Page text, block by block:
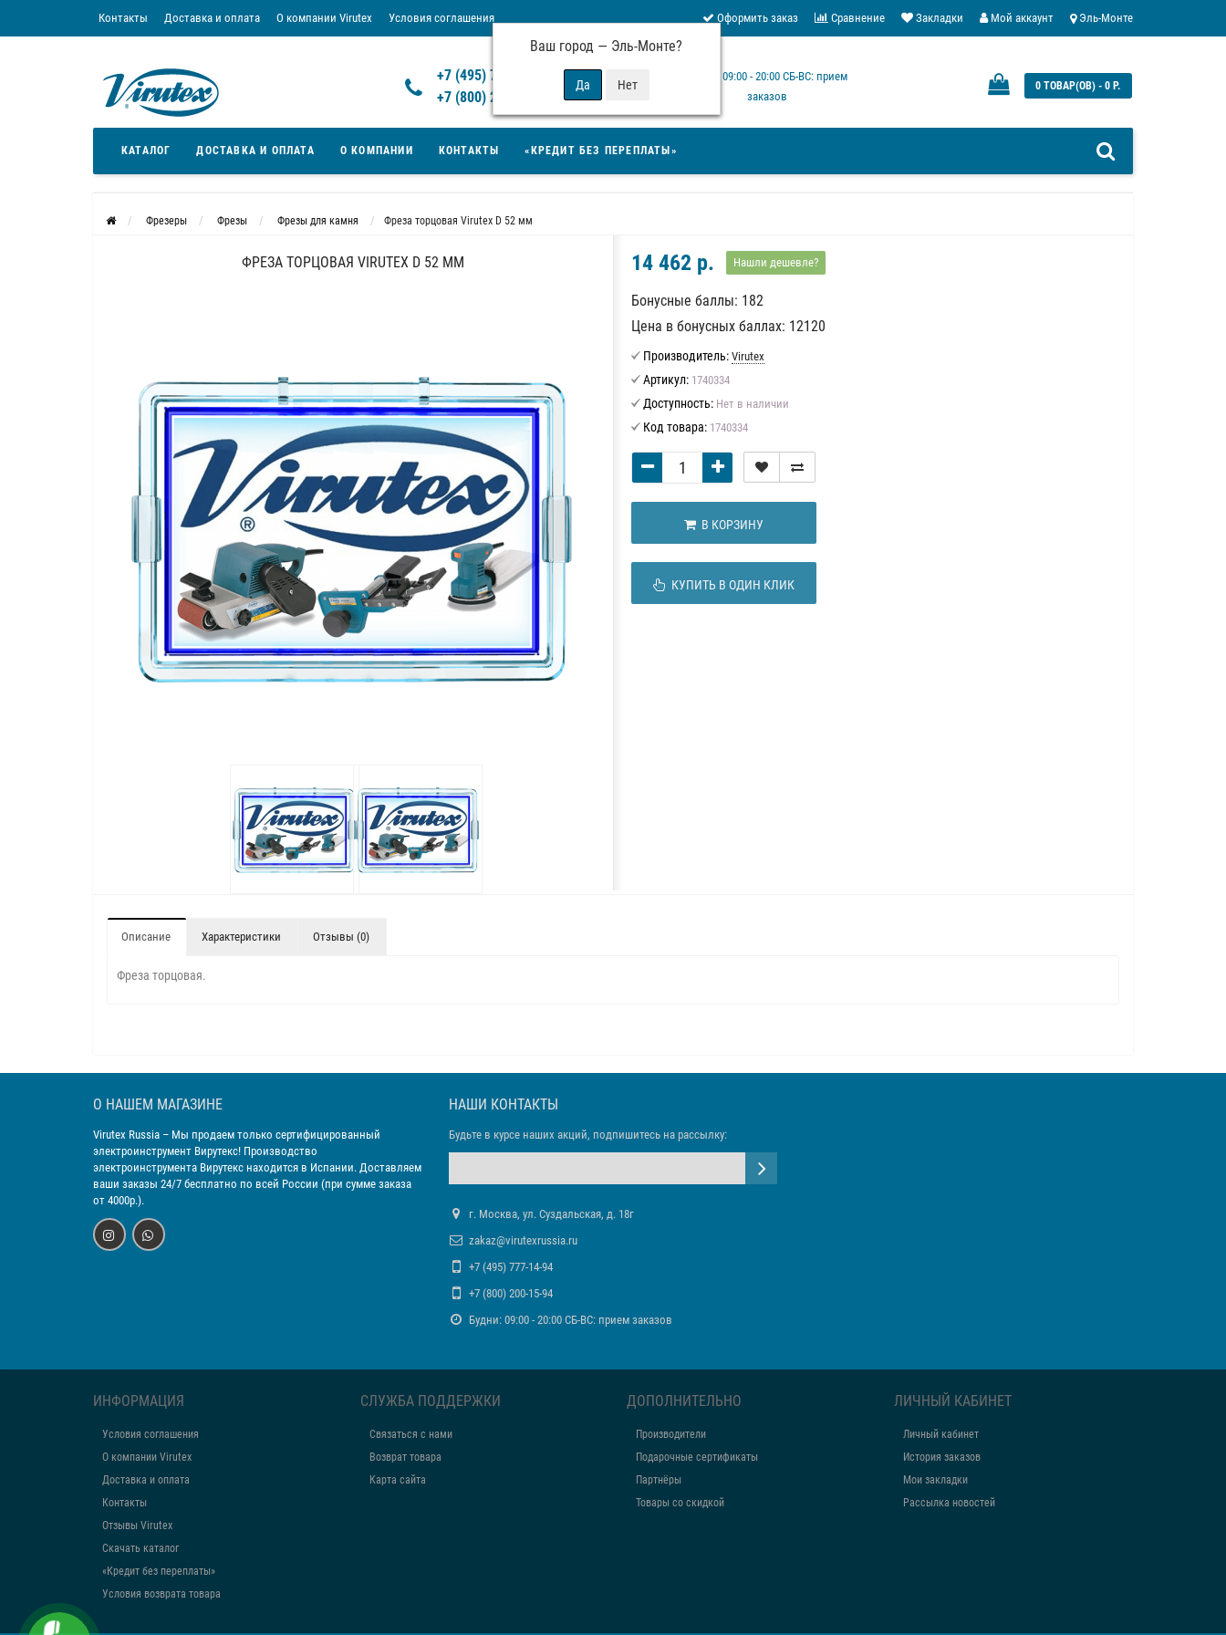
Условия соглашения
О компании Virutex
Доставка и оплата
Контакты
Условия возврата товара
Эль-Монте
Ваш город — Эль-Монте?
Мой аккаунт
Закладки
Сравнение
Оформить заказ
+7 (495) 777-14-94
+7 (800) 200-15-94
Будни: 09:00 - 20:00 СБ-ВС: прием
заказов
0 ТОВАР(ОВ) - 0 Р.
КАТАЛОГ ДОСТАВКА И ОПЛАТА О КОМПАНИИ КОНТАКТЫ «КРЕДИТ БЕЗ ПЕРЕПЛАТЫ»
Фрезеры Фрезы Фрезы для камня Фреза торцовая Virutex D 52 мм
ФРЕЗА ТОРЦОВАЯ VIRUTEX D 52 ММ 14 462 р. Нашли дешевле?
Бонусные баллы: 182
Цена в бонусных баллах: 12120
Производитель: Virutex
Артикул: 1740334
Доступность: Нет в наличии
Код товара: 1740334
В КОРЗИНУ
КУПИТЬ В ОДИН КЛИК
Описание Характеристики Отзывы (0)
Фреза торцовая.
О НАШЕМ МАГАЗИНЕ
Virutex Russia – Мы продаем только сертифицированный
электроинструмент Вирутекс! Производство
электроинструмента Вирутекс находится в Испании. Доставляем
ваши заказы 24/7 бесплатно по всей России (при сумме заказа
от 4000р.).
НАШИ КОНТАКТЫ
Будьте в курсе наших акций, подпишитесь на рассылку:
г. Москва, ул. Суздальская, д. 18г
zakaz@virutexrussia.ru
+7 (495) 777-14-94
+7 (800) 200-15-94
Будни: 09:00 - 20:00 СБ-ВС: прием заказов
ИНФОРМАЦИЯ
Условия соглашения
О компании Virutex
Доставка и оплата
Контакты
Отзывы Virutex
Скачать каталог
«Кредит без переплаты»
Условия возврата товара
СЛУЖБА ПОДДЕРЖКИ
Связаться с нами
Возврат товара
Карта сайта
ДОПОЛНИТЕЛЬНО
Производители
Подарочные сертификаты
Партнёры
Товары со скидкой
ЛИЧНЫЙ КАБИНЕТ
Личный кабинет
История заказов
Мои закладки
Рассылка новостей